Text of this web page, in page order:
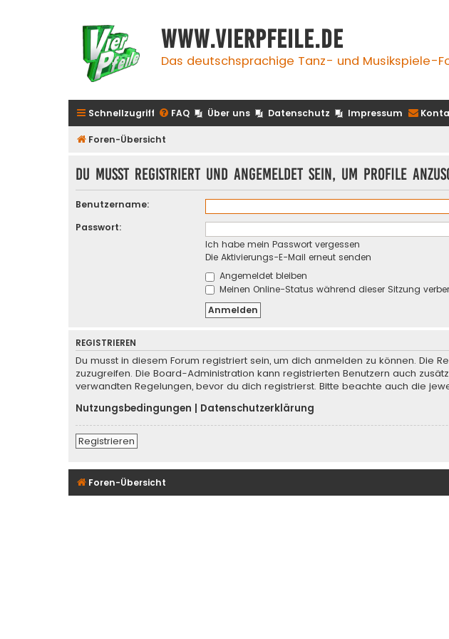
www.vierpfeile.de
Das deutschsprachige Tanz- und Musikspiele-
Schnellzugriff FAQ Über uns Datenschutz Impressum
Foren-Übersicht
Du musst registriert und angemeldet sein, um Profile
Benutzername:
Passwort:
Ich habe mein Passwort vergessen
Die Aktivierungs-E-Mail erneut senden
Angemeldet bleiben
Meinen Online-Status während dieser Sitzung
REGISTRIEREN
Du musst in diesem Forum registriert sein, um dich anmelden zu können. Die
zuzugreifen. Die Board-Administration kann registrierten Benutzern auch
verwandten Regelungen, bevor du dich registrierst. Bitte beachte auch die
Nutzungsbedingungen
Datenschutzerklärung
Registrieren
Foren-Übersicht